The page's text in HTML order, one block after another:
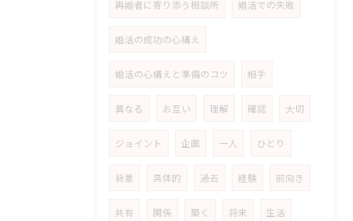
再婚者に寄り添う相談所 婚活での失敗
婚活の成功の心構え
婚活の心構えと準備のコツ 相手
異なる お互い 理解 確認 大切
ジョイント 企画 一人 ひとり
背景 具体的 過去 経験 前向き
共有 関係 築く 将来 生活